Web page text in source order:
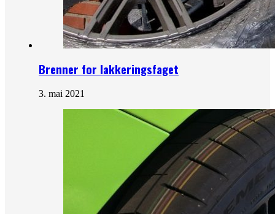
Brenner for lakkeringsfaget
3. mai 2021